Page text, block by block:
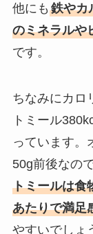
他にも 鉄やカ
のミネラルや
です。
ちなみにカロ
トミール
っています。
50g前後なの
トミールは食
あたりで満足
やすいでしょ